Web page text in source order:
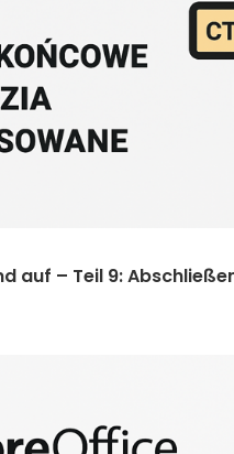
auf – Teil 9: